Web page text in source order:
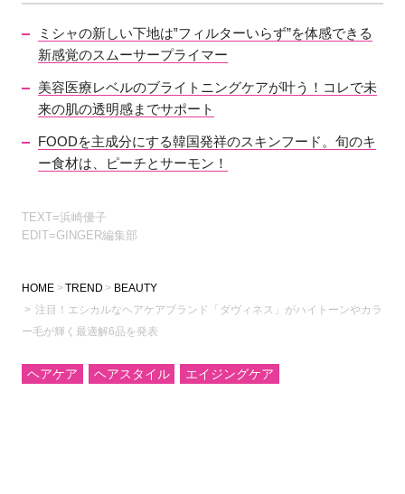
ミシャの新しい下地は‟フィルターいらず”を体感できる
新感覚のスムーサープライマー
美容医療レベルのブライトニングケアが叶う！コレで未
来の肌の透明感までサポート
FOODを主成分にする韓国発祥のスキンフード。旬のキ
ー食材は、ピーチとサーモン！
TEXT=浜崎優子
EDIT=GINGER編集部
HOME TREND
BEAUTY
注目！エシカルなヘアケアブランド「ダヴィネス」がハイトーンやカラ
ー毛が輝く最適解6品を発表
ヘアケア ヘアスタイル エイジングケア